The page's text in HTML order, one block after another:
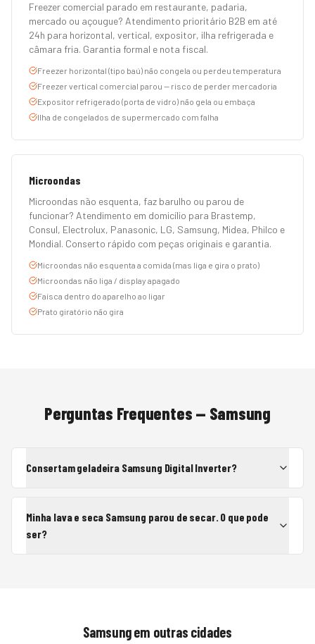
Freezer comercial parado em restaurante, padaria,
mercado ou açougue? Atendimento prioritário B2B em até
24h para horizontal, vertical, expositor, ilha refrigerada e
câmara fria. Garantia formal e nota fiscal.
Freezer horizontal (tipo baú) não congela ou perdeu temperatura
Freezer vertical comercial parou — risco de perder mercadoria
Expositor refrigerado (porta de vidro) não gela ou embaça
Ilha de congelados de supermercado com falha
Microondas
Microondas não esquenta, faz barulho ou parou de
funcionar? Atendimento em domicílio para Brastemp,
Consul, Electrolux, Panasonic, LG, Samsung, Midea, Philco e
Mondial. Conserto rápido com peças originais e garantia.
Microondas não esquenta a comida (mas liga e gira o prato)
Microondas não liga / display apagado
Faísca dentro do aparelho ao ligar
Prato giratório não gira
Perguntas Frequentes — Samsung
Consertam geladeira Samsung Digital Inverter?
Minha lava e seca Samsung parou de secar. O que pode
ser?
Samsungem outras cidades